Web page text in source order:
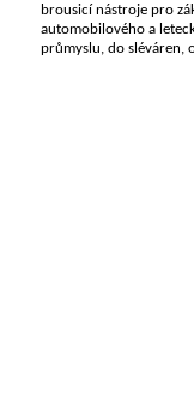
brousicí nástroje pro
automobilového a
průmyslu, do sléváren,